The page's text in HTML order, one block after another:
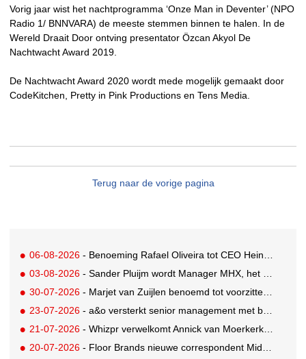
Vorig jaar wist het nachtprogramma ‘Onze Man in Deventer’ (NPO
Radio 1/ BNNVARA) de meeste stemmen binnen te halen. In de
Wereld Draait Door ontving presentator Özcan Akyol De
Nachtwacht Award 2019.
De Nachtwacht Award 2020 wordt mede mogelijk gemaakt door
CodeKitchen, Pretty in Pink Productions en Tens Media.
Terug naar de vorige pagina
06-08-2026 - Benoeming Rafael Oliveira tot CEO Heineken nu defintief
03-08-2026 - Sander Pluijm wordt Manager MHX, het branded content label van Mediahuis
30-07-2026 - Marjet van Zuijlen benoemd tot voorzitter Raad van Toezicht Eye Filmmuseum
23-07-2026 - a&o versterkt senior management met benoeming Markus Harder tot CFO
21-07-2026 - Whizpr verwelkomt Annick van Moerkerk als Junior PR-Consultant
20-07-2026 - Floor Brands nieuwe correspondent Midden-Oosten voor RTL Nieuws